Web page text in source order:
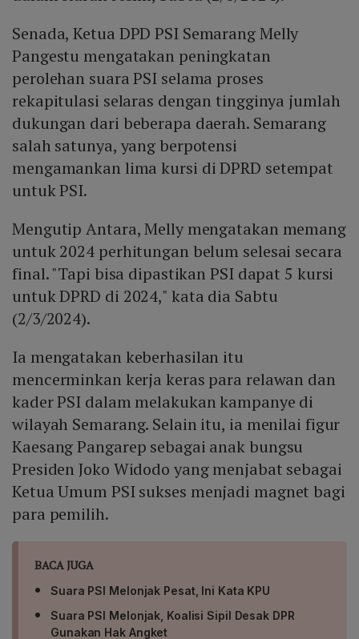
Senada, Ketua DPD PSI Semarang Melly
Pangestu mengatakan peningkatan
perolehan suara PSI selama proses
rekapitulasi selaras dengan tingginya jumlah
dukungan dari beberapa daerah. Semarang
salah satunya, yang berpotensi
mengamankan lima kursi di DPRD setempat
untuk PSI.
Mengutip Antara, Melly mengatakan memang
untuk 2024 perhitungan belum selesai secara
final. "Tapi bisa dipastikan PSI dapat 5 kursi
untuk DPRD di 2024," kata dia Sabtu
(2/3/2024).
Ia mengatakan keberhasilan itu
mencerminkan kerja keras para relawan dan
kader PSI dalam melakukan kampanye di
wilayah Semarang. Selain itu, ia menilai figur
Kaesang Pangarep sebagai anak bungsu
Presiden Joko Widodo yang menjabat sebagai
Ketua Umum PSI sukses menjadi magnet bagi
para pemilih.
BACA JUGA
Suara PSI Melonjak Pesat, Ini Kata KPU
Suara PSI Melonjak, Koalisi Sipil Desak DPR
Gunakan Hak Angket